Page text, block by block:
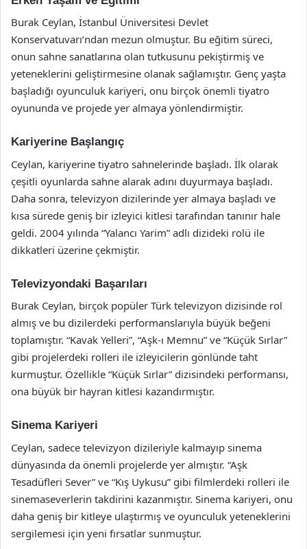
Burak Ceylan, İstanbul Üniversitesi Devlet
Konservatuvarı’ndan mezun olmuştur. Bu eğitim süreci,
onun sahne sanatlarına olan tutkusunu pekiştirmiş ve
yeteneklerini geliştirmesine olanak sağlamıştır. Genç yaşta
başladığı oyunculuk kariyeri, onu birçok önemli tiyatro
oyununda ve projede yer almaya yönlendirmiştir.
Kariyerine Başlangıç
Ceylan, kariyerine tiyatro sahnelerinde başladı. İlk olarak
çeşitli oyunlarda sahne alarak adını duyurmaya başladı.
Daha sonra, televizyon dizilerinde yer almaya başladı ve
kısa sürede geniş bir izleyici kitlesi tarafından tanınır hale
geldi. 2004 yılında “Yalancı Yarim” adlı dizideki rolü ile
dikkatleri üzerine çekmiştir.
Televizyondaki Başarıları
Burak Ceylan, birçok popüler Türk televizyon dizisinde rol
almış ve bu dizilerdeki performanslarıyla büyük beğeni
toplamıştır. “Kavak Yelleri”, “Aşk-ı Memnu” ve “Küçük Sırlar”
gibi projelerdeki rolleri ile izleyicilerin gönlünde taht
kurmuştur. Özellikle “Küçük Sırlar” dizisindeki performansı,
ona büyük bir hayran kitlesi kazandırmıştır.
Sinema Kariyeri
Ceylan, sadece televizyon dizileriyle kalmayıp sinema
dünyasında da önemli projelerde yer almıştır. “Aşk
Tesadüfleri Sever” ve “Kış Uykusu” gibi filmlerdeki rolleri ile
sinemaseverlerin takdirini kazanmıştır. Sinema kariyeri, onu
daha geniş bir kitleye ulaştırmış ve oyunculuk yeteneklerini
sergilemesi için yeni fırsatlar sunmuştur.